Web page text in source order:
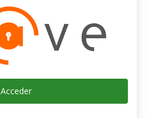
Acceder